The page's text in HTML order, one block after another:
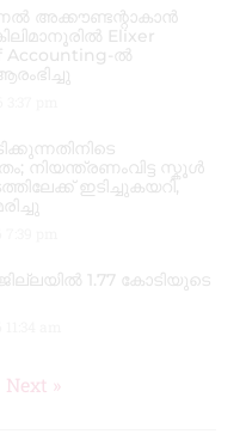
അക്കൗണ്ടന്റാകാൻ
Elixer
Accounting-ൽ
നിയന്ത്രണംവിട്ട സ്കൂൾ
ഇടിച്ചുകയറി,
1.77 കോടിയുടെ
Next »